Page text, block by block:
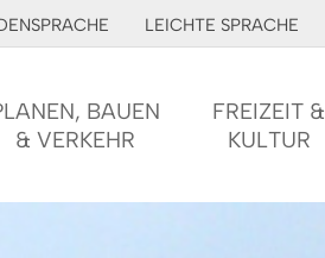
LEICHTE SPRACHE
BAUEN
& VERKEHR
FREIZEIT &
KULTUR